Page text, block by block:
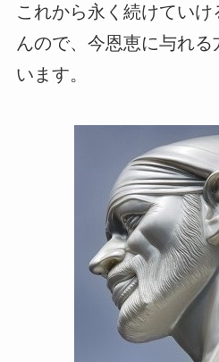
これから永く続けてい
んので、今恩恵に与れ
います。